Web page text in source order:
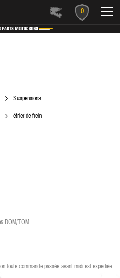
0
Suspensions
étrier de frein
DOM/TOM
toute commande passée avant midi est expediée